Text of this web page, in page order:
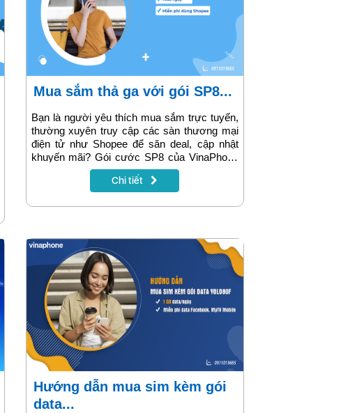
Mua sắm thả ga với gói SP8...
Bạn là người yêu thích mua sắm trực tuyến,
thường xuyên truy cập các sàn thương mại
điện tử như Shopee để săn deal, cập nhật
khuyến mãi? Gói cước SP8 của VinaPhone
chính là lựa chọn lý tưởng dành cho bạn. Với
mức phí hợp lý, ưu đãi data hấp dẫn và đặc
Shopee – gói SP8 giúp bạn lướt web, đặt
dung lượng.
Chi tiết
Hướng dẫn mua sim kèm gói
data...